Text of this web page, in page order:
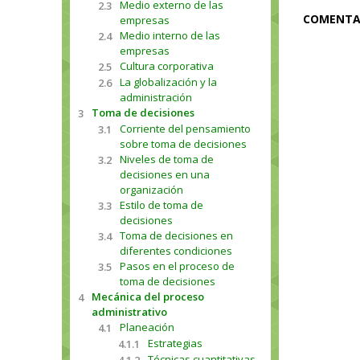
2.3 Medio externo de las
empresas
2.4 Medio interno de las
empresas
2.5 Cultura corporativa
2.6 La globalización y la
administración
3
Toma de decisiones
3.1
Corriente del pensamiento
sobre toma de decisiones
3.2 Niveles de toma de
decisiones en una
organización
3.3 Estilo de toma de
decisiones
3.4 Toma de decisiones en
diferentes condiciones
3.5 Pasos en el proceso de
toma de decisiones
4
Mecánica del proceso
administrativo
4.1
Planeación
4.1.1
Estrategias